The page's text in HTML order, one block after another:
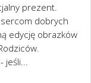
prezent.
dobrych
edycję obrazków
jeśli...